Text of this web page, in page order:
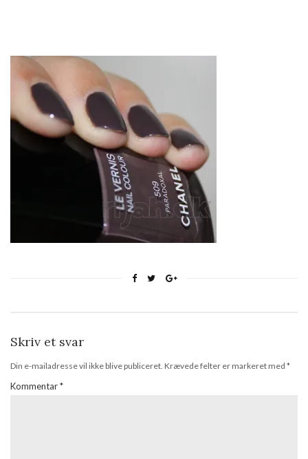
Skriv et svar
Din e-mailadresse vil ikke blive publiceret. Krævede felter er markeret med *
Kommentar*